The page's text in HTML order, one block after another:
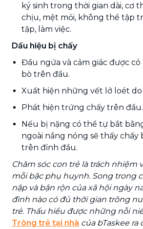
ký sinh trong thời gian dài, cơ
chịu, mệt mỏi, không thể tập
tập, làm việc.
Dấu hiệu bị chấy
Đầu ngứa và cảm giác được
bò trên đầu.
Xuất hiện những vết lở loét do
Phát hiện trứng chấy trên đầu.
Nếu bị nặng có thể tự bắt
ngoài nắng nóng sẽ thấy chấy
trên đỉnh đầu.
Chăm sóc con trẻ là trách nhiệm
mỗi bậc phụ huynh. Song trong
nập và bận rộn của xã hội ngày
đình nào có đủ thời gian trông
trẻ. Thấu hiểu được những nỗi
Trông trẻ tại nhà của bTaskee